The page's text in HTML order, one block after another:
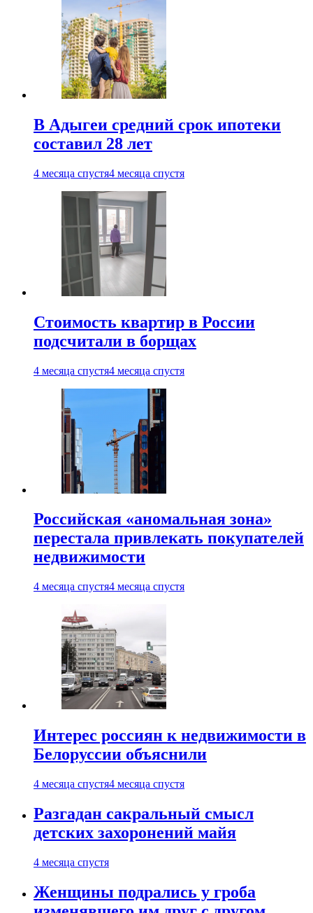
В Адыгеи средний срок ипотеки
составил 28 лет
4 месяца спустя4 месяца спустя
Стоимость квартир в России
подсчитали в борщах
4 месяца спустя4 месяца спустя
Российская «аномальная зона»
перестала привлекать покупателей
недвижимости
4 месяца спустя4 месяца спустя
Интерес россиян к недвижимости в
Белоруссии объяснили
4 месяца спустя4 месяца спустя
Разгадан сакральный смысл
детских захоронений майя
4 месяца спустя
Женщины подрались у гроба